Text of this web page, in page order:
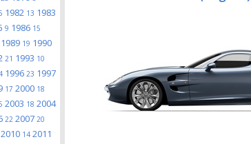
1982 13 1983
9 1986 15
1989 19 1990
21 1993 10
1996 23 1997
17 2000 18
2003 18 2004
22 2007 20
2010 14 2011